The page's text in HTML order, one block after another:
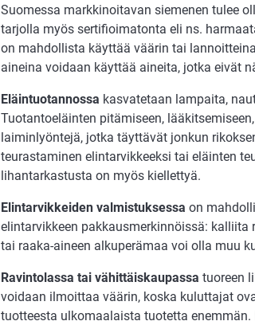
Suomessa markkinoitavan siemenen tulee
tarjolla myös sertifioimatonta eli ns.
on mahdollista käyttää väärin tai
aineina voidaan käyttää aineita, jotka eivät
Eläintuotannossa kasvatetaan lampaita,
Tuotantoeläinten pitämiseen,
laiminlyöntejä, jotka täyttävät jonkun
teurastaminen elintarvikkeeksi tai eläinten
lihantarkastusta on myös kiellettyä.
Elintarvikkeiden valmistuksessa on
elintarvikkeen pakkausmerkinnöissä:
tai raaka-aineen alkuperämaa voi olla muu
Ravintolassa tai vähittäiskaupassa tuoreen
voidaan ilmoittaa väärin, koska kuluttajat
tuotteesta ulkomaalaista tuotetta